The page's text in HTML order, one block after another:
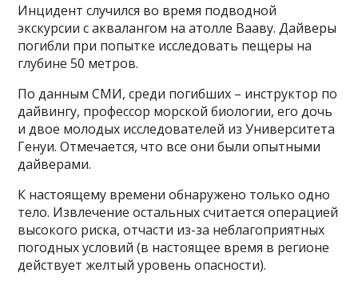
Инцидент случился во время подводной
экскурсии с аквалангом на атолле Вааву. Дайверы
погибли при попытке исследовать пещеры на
глубине 50 метров.
По данным СМИ, среди погибших – инструктор по
дайвингу, профессор морской биологии, его дочь
и двое молодых исследователей из Университета
Генуи. Отмечается, что все они были опытными
дайверами.
К настоящему времени обнаружено только одно
тело. Извлечение остальных считается операцией
высокого риска, отчасти из-за неблагоприятных
погодных условий (в настоящее время в регионе
действует желтый уровень опасности).